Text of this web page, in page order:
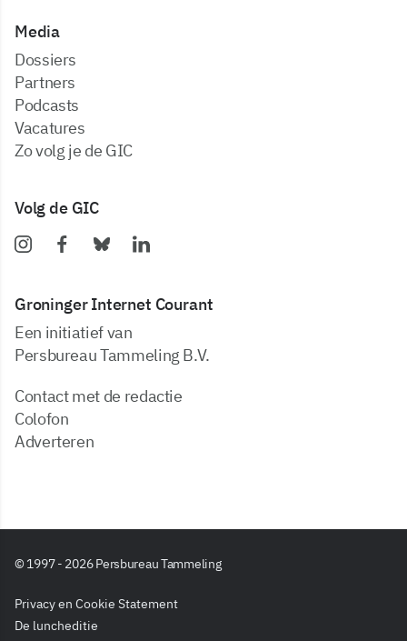
Media
dossiers
partners
podcasts
vacatures
zo volg je de GIC
Volg de GIC
Groninger Internet Courant
Een initiatief van
Persbureau Tammeling B.V.
Contact met de redactie
Colofon
Adverteren
© 1997 - 2026 Persbureau Tammeling
Privacy en Cookie Statement
De luncheditie